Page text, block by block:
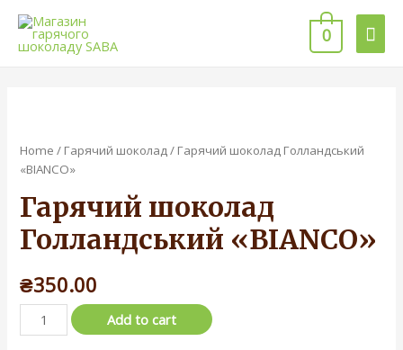
0
Home / Гарячий шоколад/ Гарячий шоколад Голландський
«BIANCO»
Гарячий шоколад
Голландський «BIANCO»
₴350.00
Add to cart